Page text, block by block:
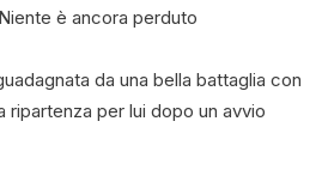
è ancora perduto
da una bella battaglia con
ripartenza per lui dopo un avvio